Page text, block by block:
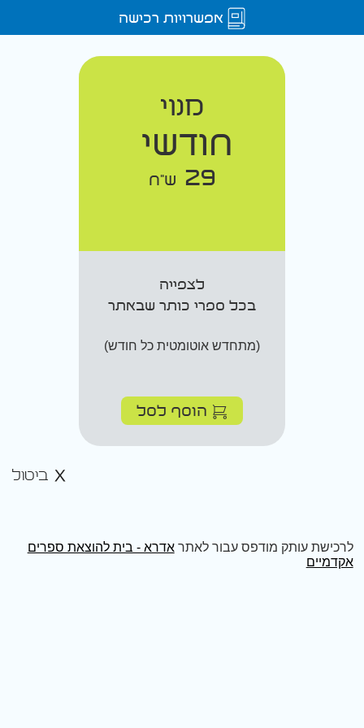
אפשרויות רכישה
מנוי
חודשי
29 ש"ח
לצפייה
בכל ספרי כותר שבאתר
(מתחדש אוטומטית כל חודש)
הוסף לסל
ביטול
לרכישת עותק מודפס עבור לאתראדרא - בית להוצאת ספרים
אקדמיים